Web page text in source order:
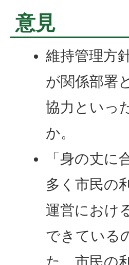
意見
維持管理方
が関係部署
協力といっ
か。
「身の丈
多く市民の
運営におけ
できている
た、市民の